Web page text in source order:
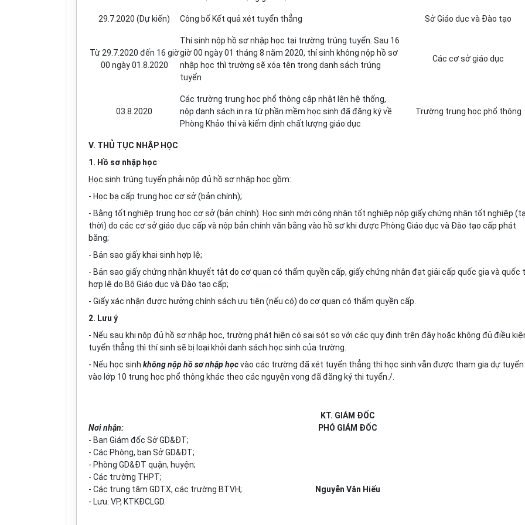
29.7.2020 (Dự kiến) Công bố Kết quả xét tuyển thẳng Sở Giáo dục và Đào tạo
Từ 29.7.2020 đến 16 giờ
00 ngày 01.8.2020
Thí sinh nộp hồ sơ nhập học tại trường trúng tuyển. Sau 16
giờ 00 ngày 01 tháng 8 năm 2020, thí sinh không nộp hồ sơ
nhập học thì trường sẽ xóa tên trong danh sách trúng
tuyển
Các cơ sở giáo dục
03.8.2020
Các trường trung học phổ thông cập nhật lên hệ thống,
nộp danh sách in ra từ phần mềm học sinh đã đăng ký về
Phòng Khảo thí và kiểm định chất lượng giáo dục
Trường trung học phổ thông
V. THỦ TỤC NHẬP HỌC
1. Hồ sơ nhập học
Học sinh trúng tuyển phải nộp đủ hồ sơ nhập học gồm:
- Học bạ cấp trung học cơ sở (bản chính);
- Bằng tốt nghiệp trung học cơ sở (bản chính). Học sinh mới công nhận tốt nghiệp nộp giấy chứng nhận tốt nghiệp
thời) do các cơ sở giáo dục cấp và nộp bản chính văn bằng vào hồ sơ khi được Phòng Giáo dục và Đào tạo cấp phát
bằng;
- Bản sao giấy khai sinh hợp lệ;
- Bản sao giấy chứng nhận khuyết tật do cơ quan có thẩm quyền cấp, giấy chứng nhận đạt giải cấp quốc gia và quốc
hợp lệ do Bộ Giáo dục và Đào tạo cấp;
- Giấy xác nhận được hưởng chính sách ưu tiên (nếu có) do cơ quan có thẩm quyền cấp.
2. Lưu ý
- Nếu sau khi nộp đủ hồ sơ nhập học, trường phát hiện có sai sót so với các quy định trên đây hoặc không đủ điều
tuyển thẳng thì thí sinh sẽ bị loại khỏi danh sách học sinh của trường.
- Nếu học sinh không nộp hồ sơ nhập họcvào các trường đã xét tuyển thẳng thì học sinh vẫn được tham gia dự tuyển
vào lớp 10 trung học phổ thông khác theo các nguyện vọng đã đăng ký thi tuyển./.
Nơi nhận:
- Ban Giám đốc Sở GD&ĐT;
- Các Phòng, ban SởGD&ĐT;
- Phòng GD&ĐT quận, huyện;
- Các trường THPT;
- Các trung tâm GDTX, các trường BTVH;
- Lưu: VP, KTKĐCLGD.
KT. GIÁM ĐỐC
PHÓ GIÁM ĐỐC
Nguyễn Văn Hiếu